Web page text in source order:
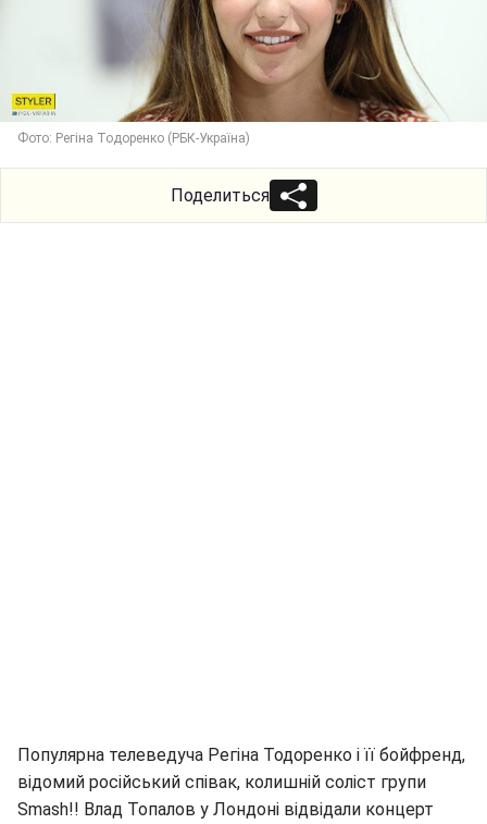
Фото: Регіна Тодоренко (РБК-Україна)
Поделиться
Популярна телеведуча Регіна Тодоренко і її бойфренд,
відомий російський співак, колишній соліст групи
Smash!! Влад Топалов у Лондоні відвідали концерт